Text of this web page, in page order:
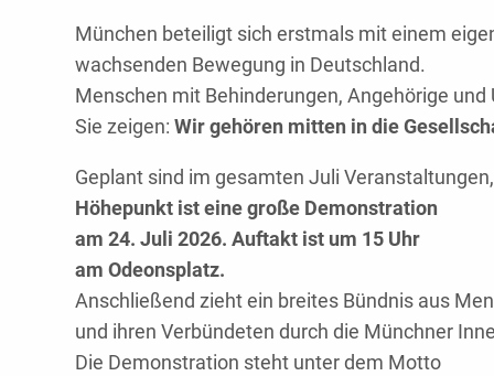
München beteiligt sich erstmals mit einem
wachsenden Bewegung in Deutschland.
Menschen mit Behinderungen, Angehörige
Sie zeigen: Wir gehören mitten in die
Geplant sind im gesamten Juli
Höhepunkt ist eine große Demonstration
am 24. Juli 2026. Auftakt ist um 15 Uhr
am Odeonsplatz.
Anschließend zieht ein breites Bündnis aus
und ihren Verbündeten durch die Münchner
Die Demonstration steht unter dem Motto